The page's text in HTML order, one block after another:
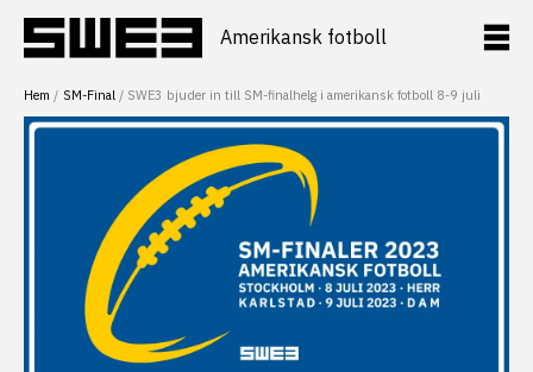
innehåll
Amerikansk fotboll
Hem SM-Final SWE3 bjuder in till SM-finalhelg i amerikansk fotboll 8-9 juli